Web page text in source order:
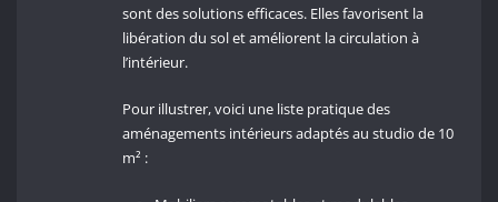
sont des solutions efficaces. Elles favorisent la
libération du sol et améliorent la circulation à
l’intérieur.
Pour illustrer, voici une liste pratique des
aménagements intérieurs adaptés au studio de 10
m² :